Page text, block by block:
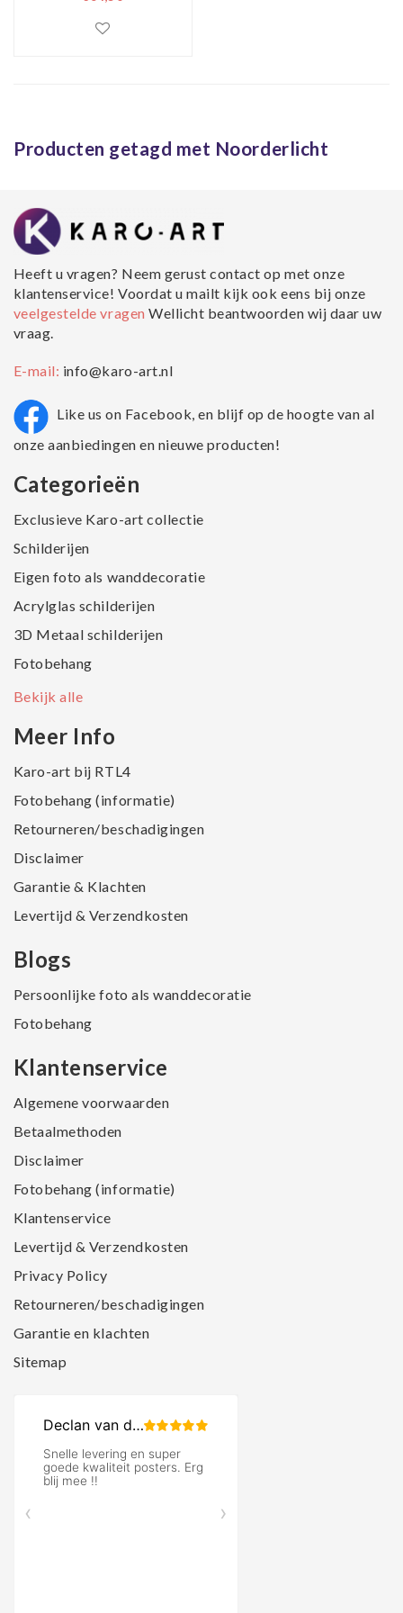
Producten getagd met Noorderlicht
Heeft u vragen? Neem gerust contact op met onze
klantenservice! Voordat u mailt kijk ook eens bij onze
veelgestelde vragenWellicht beantwoorden wij daar uw
vraag.
E-mail: info@karo-art.nl
Like us on Facebook, en blijf op de hoogte van al
onze aanbiedingen en nieuwe producten!
Categorieën
Exclusieve Karo-art collectie
Schilderijen
Eigen foto als wanddecoratie
Acrylglas schilderijen
3D Metaal schilderijen
Fotobehang
Bekijk alle
Meer Info
Karo-art bij RTL4
Fotobehang (informatie)
Retourneren/beschadigingen
Disclaimer
Garantie & Klachten
Levertijd & Verzendkosten
Blogs
Persoonlijke foto als wanddecoratie
Fotobehang
Klantenservice
Algemene voorwaarden
Betaalmethoden
Disclaimer
Fotobehang (informatie)
Klantenservice
Levertijd & Verzendkosten
Privacy Policy
Retourneren/beschadigingen
Garantie en klachten
Sitemap